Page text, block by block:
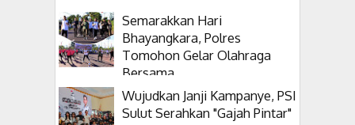
Semarakkan Hari
Bhayangkara, Polres
Tomohon Gelar Olahraga
Bersama
Wujudkan Janji Kampanye, PSI
Sulut Serahkan "Gajah Pintar"